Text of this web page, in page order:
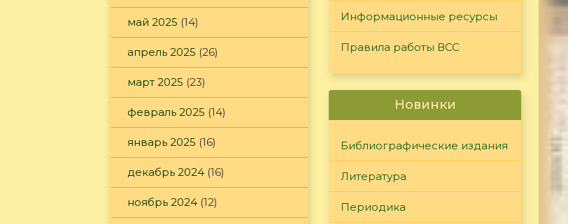
май 2025 (14)
апрель 2025 (26)
март 2025 (23)
февраль 2025 (14)
январь 2025 (16)
декабрь 2024 (16)
ноябрь 2024 (12)
Информационные ресурсы
Правила работы ВСС
Новинки
Библиографические издания
Литература
Периодика